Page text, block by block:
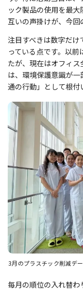
ック製品の使用を最
互いの声掛けが、今回
注目すべきは数字だ
っている点です。以
たが、現在はオフィ
は、環境保護意識が
通の行動」として根付
3月のプラスチック削減デ
毎月の順位の入れ替わ